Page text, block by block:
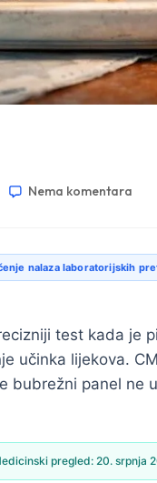
Nema komentara
nalaza laboratorijskih
test kada je
učinka lijekova.
bubrežni panel ne
pregled:20. srpnja